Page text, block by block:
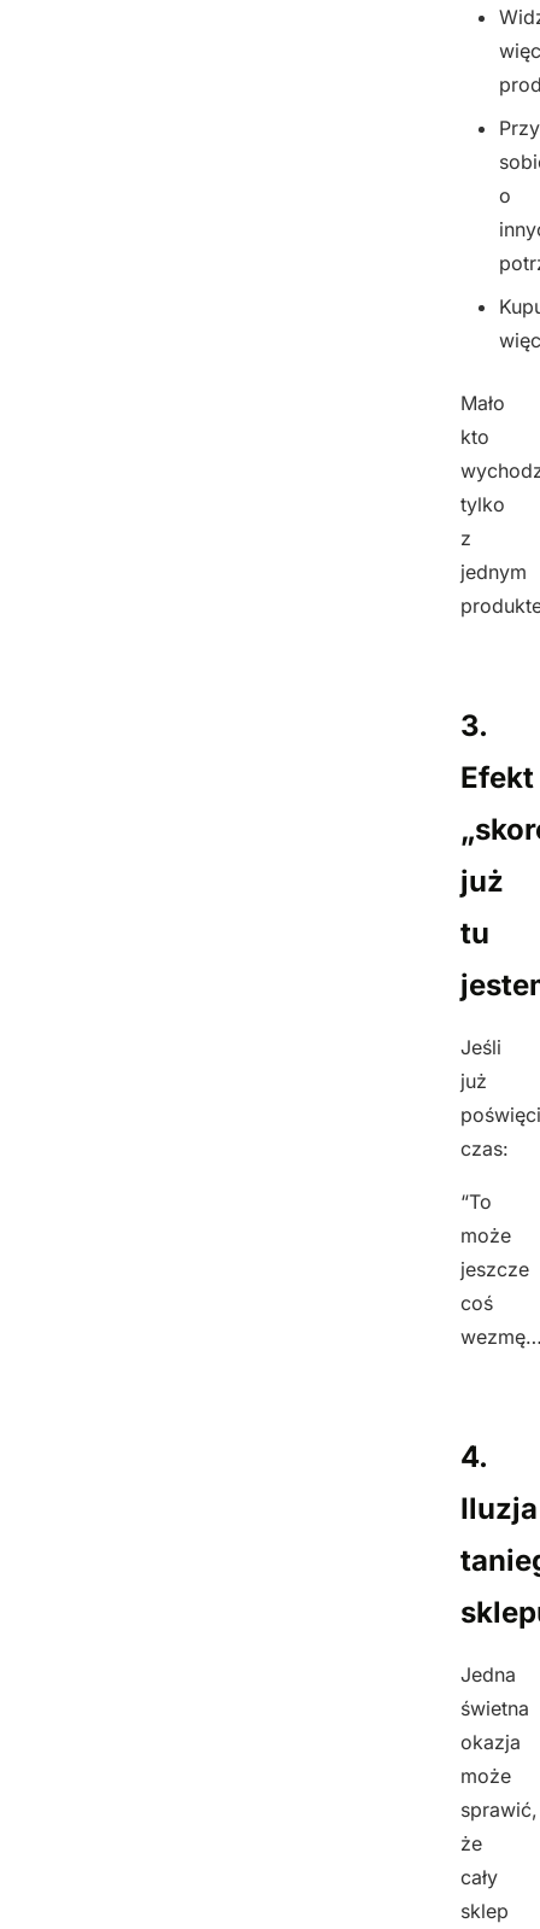
o
Mało
kto
tylko
z
jednym
3.
Efekt
już
tu
Jeśli
już
czas:
“To
może
jeszcze
coś
4.
Iluzja
Jedna
świetna
okazja
może
sprawić,
że
cały
sklep